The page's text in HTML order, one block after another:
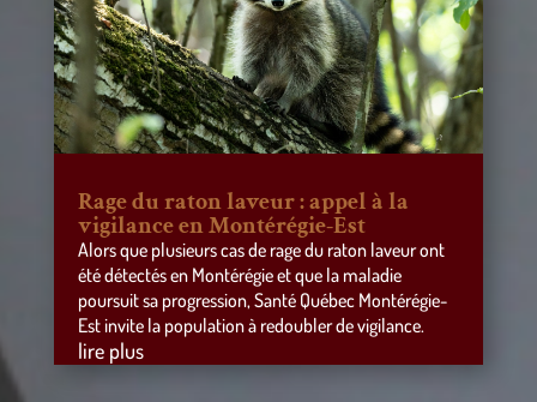
Rage du raton laveur : appel à la
vigilance en Montérégie-Est
Alors que plusieurs cas de rage du raton laveur ont
été détectés en Montérégie et que la maladie
poursuit sa progression, Santé Québec Montérégie-
Est invite la population à redoubler de vigilance.
lire plus